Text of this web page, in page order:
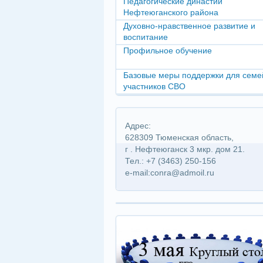
Нефтеюганского района
Духовно-нравственное развитие и
воспитание
Профильное обучение
Базовые меры поддержки для
участников СВО
Адрес:
628309 Тюменская область,
г . Нефтеюганск 3 мкр. дом 21.
Тел.: +7 (3463) 250-156
e-mail:conra@admoil.ru